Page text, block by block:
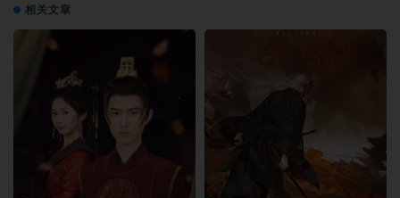
相关文章